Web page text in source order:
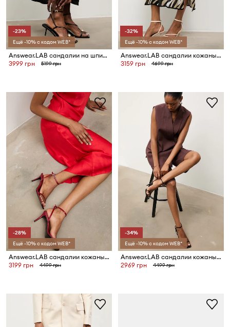
-23%
Ещё -10% с кодом WEB*
Answear.LAB сандалии на шпильке кожаные
3999 грн
5199 грн
-32%
Ещё -10% с кодом WEB*
Answear.LAB сандалии кожаные
3159 грн
4699 грн
-28%
Ещё -10% с кодом WEB*
Answear.LAB сандалии кожаные
3199 грн
4499 грн
-34%
Ещё -10% с кодом WEB*
Answear.LAB сандалии кожаные
2969 грн
4499 грн